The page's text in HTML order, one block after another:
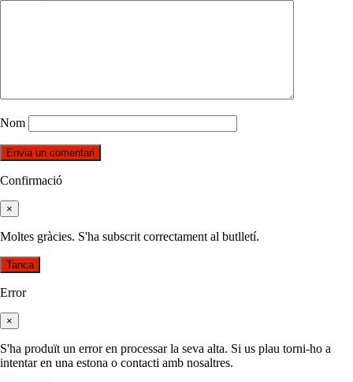
Nom
Confirmació
×
Moltes gràcies. S'ha subscrit correctament al butlletí.
Tanca
Error
×
S'ha produït un error en processar la seva alta. Si us plau torni-ho a
intentar en una estona o contacti amb nosaltres.